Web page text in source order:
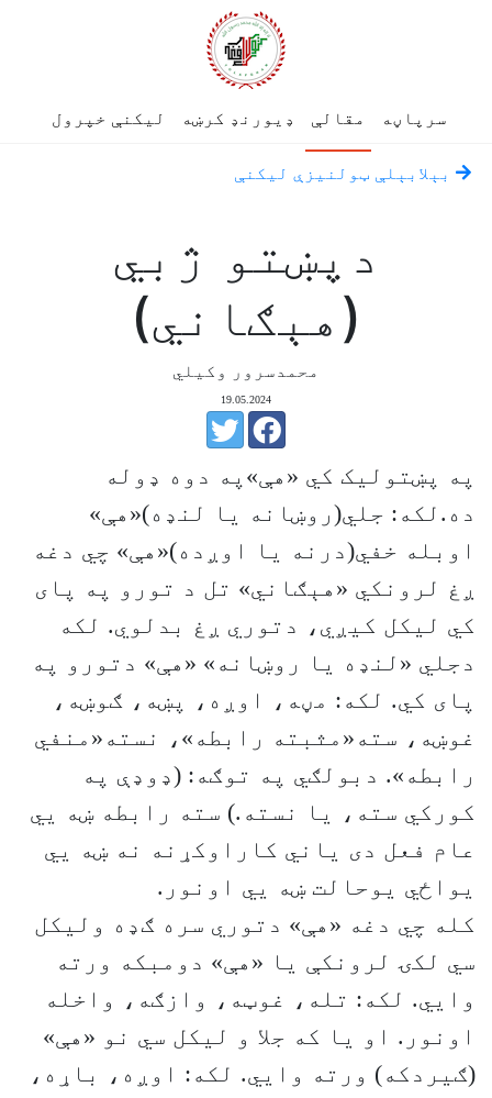
سرپاڼه مقالې ډیورنډ کرښه لیکنې خپرول
بېلابېلې ټولنيزې ليکنې
دپښتو ژبي
(هېګاني)
محمدسرور وکیلي
19.05.2024
په پښتولیک کي «هې»په دوه ډوله
ده.لکه: جلي(روښانه یا لنډه)«هې»
اوبله خفي(درنه یا اوږده)«هې» چي دغه
ږغ لرونکي «هېګاني» تل د تورو په پای
کي لیکل کیږي، دتوري ږغ بدلوي. لکه
دجلي «لنډه یا روښانه» «هې» دتورو په
پای کي. لکه: مڼه، اوږه، پښه، ګوښه،
غوښه، سته«مثبته رابطه»، نسته«منفي
رابطه». دبولګي په توګه: (ډوډې په
کورکي سته، یا نسته.) سته رابطه ښه يي
عام فعل دی یاني کاراوکړنه نه ښه یي
یواځي یوحالت ښه یي اونور.
کله چي دغه «هې» دتوري سره ګډه ولیکل
سي لکۍ لرونکې یا «هې» دومبکه ورته
وايي. لکه: تله، غوټه، وازګه، واخله
اونور. او یا که جلا و لیکل سي نو «هې»
(ګیردکه) ورته وایي. لکه: اوږه، باړه،